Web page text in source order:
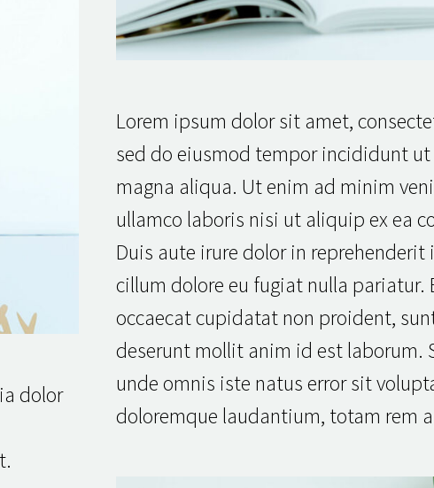
dolor
Lorem ipsum dolor sit amet,
sed do eiusmod tempor incididunt
magna aliqua. Ut enim ad minim
ullamco laboris nisi ut aliquip ex ea
Duis aute irure dolor in reprehenderit
cillum dolore eu fugiat nulla pariatur.
occaecat cupidatat non proident,
deserunt mollit anim id est laborum.
unde omnis iste natus error sit
doloremque laudantium, totam rem